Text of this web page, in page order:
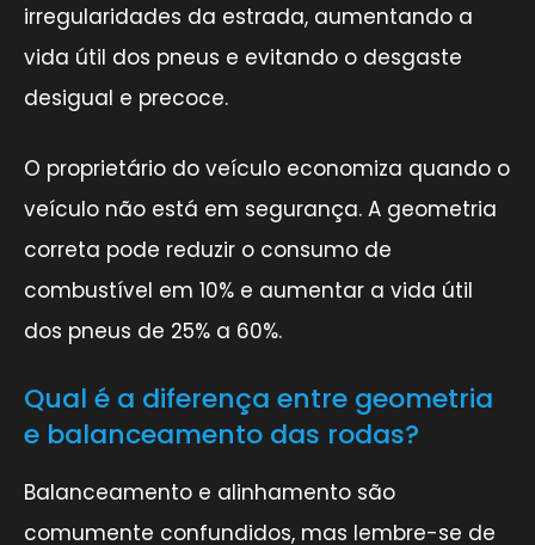
irregularidades da estrada, aumentando a
vida útil dos pneus e evitando o desgaste
desigual e precoce.
O proprietário do veículo economiza quando o
veículo não está em segurança. A geometria
correta pode reduzir o consumo de
combustível em 10% e aumentar a vida útil
dos pneus de 25% a 60%.
Qual é a diferença entre geometria
e balanceamento das rodas?
Balanceamento e alinhamento são
comumente confundidos, mas lembre-se de